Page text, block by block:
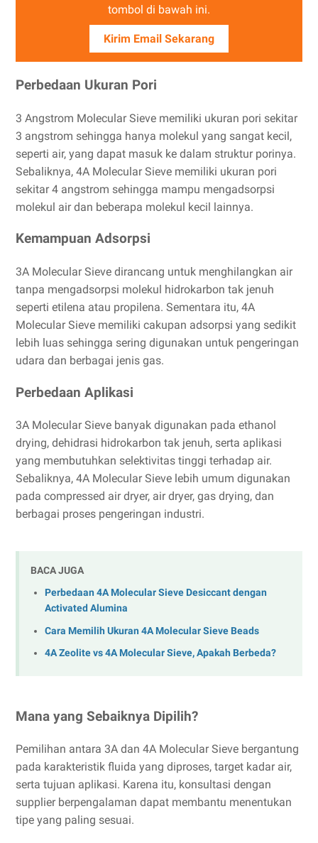
tombol di bawah ini.
Kirim Email Sekarang
Perbedaan Ukuran Pori
3 Angstrom Molecular Sieve memiliki ukuran pori sekitar
3 angstrom sehingga hanya molekul yang sangat kecil,
seperti air, yang dapat masuk ke dalam struktur porinya.
Sebaliknya, 4A Molecular Sieve memiliki ukuran pori
sekitar 4 angstrom sehingga mampu mengadsorpsi
molekul air dan beberapa molekul kecil lainnya.
Kemampuan Adsorpsi
3A Molecular Sieve dirancang untuk menghilangkan air
tanpa mengadsorpsi molekul hidrokarbon tak jenuh
seperti etilena atau propilena. Sementara itu, 4A
Molecular Sieve memiliki cakupan adsorpsi yang sedikit
lebih luas sehingga sering digunakan untuk pengeringan
udara dan berbagai jenis gas.
Perbedaan Aplikasi
3A Molecular Sieve banyak digunakan pada ethanol
drying, dehidrasi hidrokarbon tak jenuh, serta aplikasi
yang membutuhkan selektivitas tinggi terhadap air.
Sebaliknya, 4A Molecular Sieve lebih umum digunakan
pada compressed air dryer, air dryer, gas drying, dan
berbagai proses pengeringan industri.
BACA JUGA
Perbedaan 4A Molecular Sieve Desiccant dengan
Activated Alumina
Cara Memilih Ukuran 4A Molecular Sieve Beads
4A Zeolite vs 4A Molecular Sieve, Apakah Berbeda?
Mana yang Sebaiknya Dipilih?
Pemilihan antara 3A dan 4A Molecular Sieve bergantung
pada karakteristik fluida yang diproses, target kadar air,
serta tujuan aplikasi. Karena itu, konsultasi dengan
supplier berpengalaman dapat membantu menentukan
tipe yang paling sesuai.